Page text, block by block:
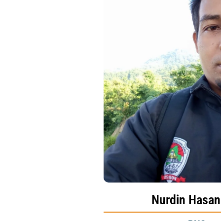
Nurdin